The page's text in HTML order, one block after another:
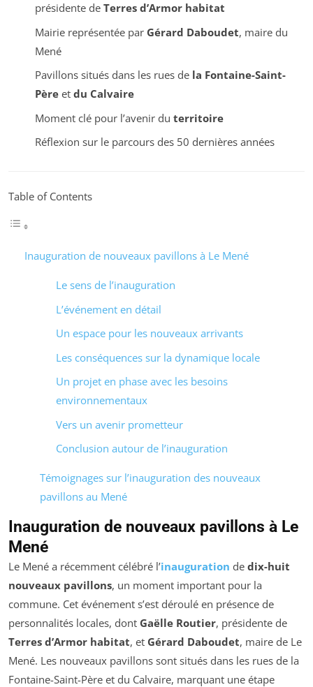
présidente de Terres d’Armor habitat
Mairie représentée par Gérard Daboudet, maire du
Mené
Pavillons situés dans les rues de la Fontaine-Saint-
Pèreet du Calvaire
Moment clé pour l’avenir du territoire
Réflexion sur le parcours des 50 dernières années
Table of Contents
Inauguration de nouveaux pavillons à Le Mené
Le sens de l’inauguration
L’événement en détail
Un espace pour les nouveaux arrivants
Les conséquences sur la dynamique locale
Un projet en phase avec les besoins
environnementaux
Vers un avenir prometteur
Conclusion autour de l’inauguration
Témoignages sur l’inauguration des nouveaux
pavillons au Mené
Inauguration de nouveaux pavillons à Le
Mené
Le Mené a récemment célébré l’inauguration de dix-huit
nouveaux pavillons, un moment important pour la
commune. Cet événement s’est déroulé en présence de
personnalités locales, dont Gaëlle Routier, présidente de
Terres d’Armor habitat, et Gérard Daboudet, maire de Le
Mené. Les nouveaux pavillons sont situés dans les rues de la
Fontaine-Saint-Père et du Calvaire, marquant une étape